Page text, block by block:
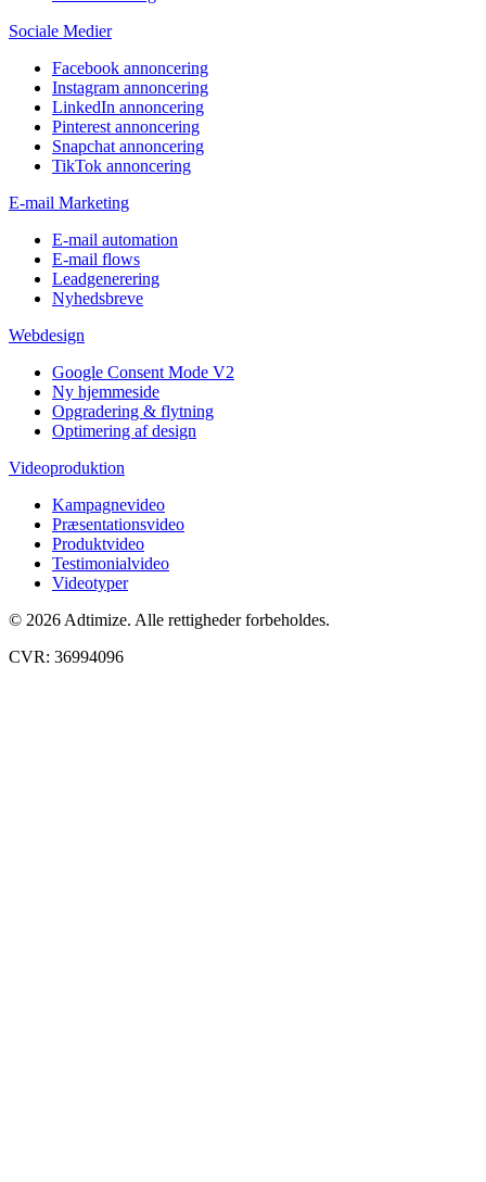
Sociale Medier
Facebook annoncering
Instagram annoncering
LinkedIn annoncering
Pinterest annoncering
Snapchat annoncering
TikTok annoncering
E-mail Marketing
E-mail automation
E-mail flows
Leadgenerering
Nyhedsbreve
Webdesign
Google Consent Mode V2
Ny hjemmeside
Opgradering & flytning
Optimering af design
Videoproduktion
Kampagnevideo
Præsentationsvideo
Produktvideo
Testimonialvideo
Videotyper
© 2026 Adtimize. Alle rettigheder forbeholdes.
CVR: 36994096